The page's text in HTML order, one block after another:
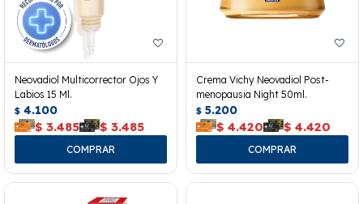
Neovadiol Multicorrector Ojos Y
Labios 15 Ml.
$ 4.100
$ 3.485 $ 3.485
Crema Vichy Neovadiol Post-
menopausia Night 50ml.
$ 5.200
$ 4.420 $ 4.420